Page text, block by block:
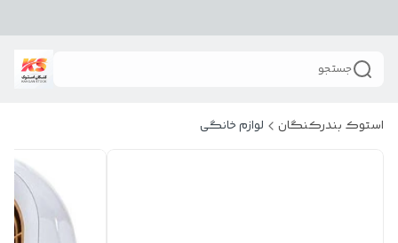
جستجو
استوک بندرکنگان لوازم خانگی